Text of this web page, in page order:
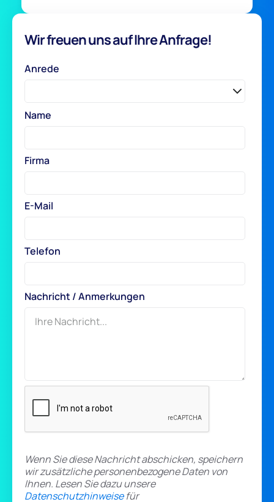
Wir freuen uns auf Ihre Anfrage!
Anrede
Name
Firma
E-Mail
Telefon
Nachricht / Anmerkungen
Wenn Sie diese Nachricht abschicken, speichern
wir zusätzliche personenbezogene Daten von
Ihnen. Lesen Sie dazu unsere
Datenschutzhinweisefür